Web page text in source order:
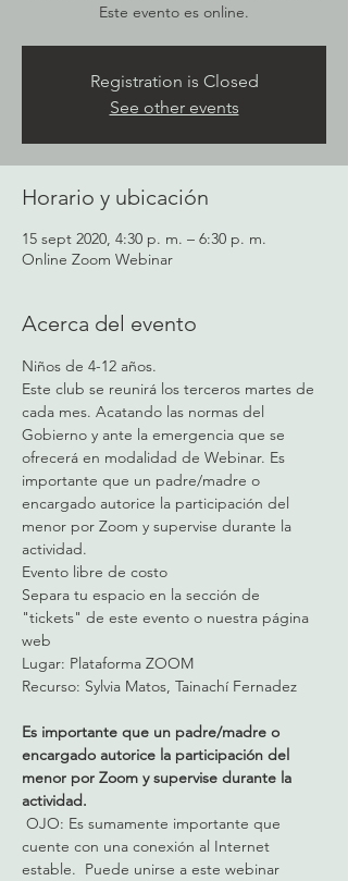
Este evento es online.
Registration is Closed
See other events
Horario y ubicación
15 sept 2020, 4:30 p. m. – 6:30 p. m.
Online Zoom Webinar
Acerca del evento
Niños de 4-12 años.
Este club se reunirá los terceros martes de
cada mes. Acatando las normas del
Gobierno y ante la emergencia que se
ofrecerá en modalidad de Webinar. Es
importante que un padre/madre o
encargado autorice la participación del
menor por Zoom y supervise durante la
actividad.
Evento libre de costo
Separa tu espacio en la sección de
"tickets" de este evento o nuestra página
web
Lugar: Plataforma ZOOM
Es importante que un padre/madre o
encargado autorice la participación del
menor por Zoom y supervise durante la
actividad.
OJO: Es sumamente importante que
cuente con una conexión al Internet
estable.  Puede unirse a este webinar